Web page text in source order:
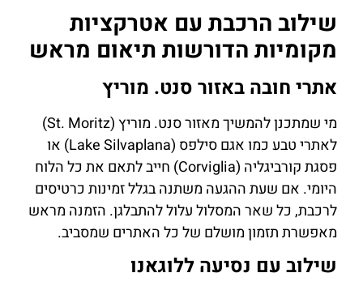
שילוב הרכבת עם אטרקציות
מקומיות הדורשות תיאום מראש
אתרי חובה באזור סנט. מוריץ
מי שמתכנן להמשיך מאזור סנט. מוריץ (St. Moritz)
לאתרי טבע כמו אגם סילפס (Lake Silvaplana) או
פסגת קורביגליה (Corviglia) חייב לתאם את כל הלוח
היומי. אם שעת ההגעה משתנה בגלל זמינות כרטיסים
לרכבת, כל שאר המסלול עלול להתבלגן. הזמנה מראש
מאפשרת תזמון מושלם של כל האתרים שמסביב.
שילוב עם נסיעה ללוגאנו